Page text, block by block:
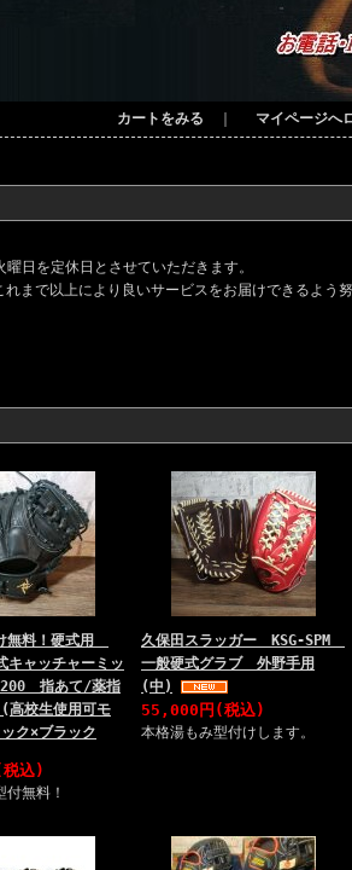
カートをみる マイページへ
日を定休日とさせていただきます。
まで以上により良いサービスをお届けできるよう
無料！硬式用
キャッチャーミッ
指あて/薬指
校生使用可モ
ク×ブラック
込)
付無料！
久保田スラッガー KSG-SPM
一般硬式グラブ 外野手用
(中)
55,000円(税込)
本格湯もみ型付けします。